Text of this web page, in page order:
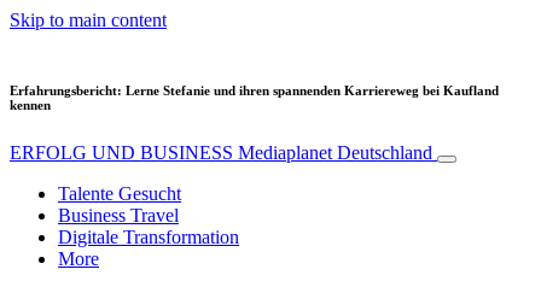
Skip to main content
Erfahrungsbericht: Lerne Stefanie und ihren spannenden Karriereweg bei Kaufland
kennen
ERFOLG UND BUSINESS Mediaplanet Deutschland
Talente Gesucht
Business Travel
Digitale Transformation
More